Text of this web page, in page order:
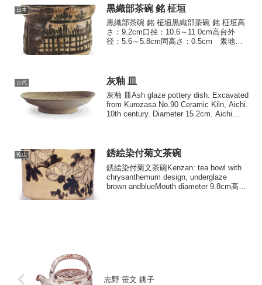
日本 黒織部茶碗 銘 柾垣
黒織部茶碗 銘 柾垣黒織部茶碗 銘 柾垣高
さ：9.2cm口径：10.6～11.0cm高台外
径：5.6～5.8cm同高さ：0.5cm 素地は
古代 灰釉 皿
灰釉 皿Ash glaze pottery dish. Excavated
from Kurozasa No.90 Ceramic Kiln, Aichi.
10th century. Diameter 15.2cm. Aichi
乾山 銹絵染付菊文茶碗
銹絵染付菊文茶碗Kenzan: tea bowl with
chrysanthemum design, underglaze
brown andblueMouth diameter 9.8cm高さ
志野 笹文 銚子